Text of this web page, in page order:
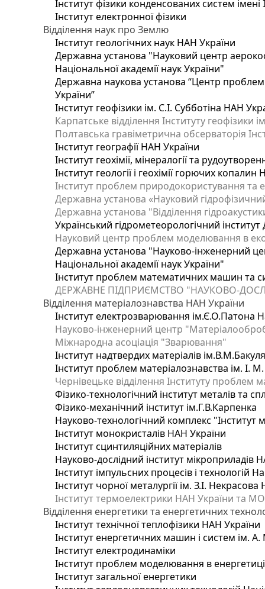
Інститут фізики конденсованих систем
Інститут електронної фізики
Відділення наук про Землю
Інститут геологічних наук НАН України
Державна установа "Науковий центр
Національної академії наук України"
Державна наукова установа “Центр проблем
України”
Інститут геофізики ім. С.І. Субботіна НАН
Карпатське відділення Інституту геофізики
Полтавська гравіметрична обсерваторія
Інститут географії НАН України
Інститут геохімії, мінералогії та
Інститут геології і геохімії горючих
Інститут проблем природокористування та
Державна установа «Науковий
Державна установа "Відділення
Український гідрометеорологічний
Науковий центр проблем моделювання в
Державна установа "Науково-інженерний
Національної академії наук України"
Інститут проблем математичних машин та
ДЕРЖАВНЕ ПІДПРИЄМСТВО "НАУКОВО-
Відділення матеріалознавства НАН України
Інститут електрозварювання ім.Є.О.Патона
Науково-інженерний центр
Міжнародна асоціація "Зварювання"
Інститут надтвердих матеріалів
Інститут проблем матеріалознавства ім. І.
Чернівецьке відділення Інституту проблем
Фізико-технологічний інститут металів та
Фізико-механічний інститут ім.Г.В.Карпенка
Науково-технологічний комплекс "Інститут
Інститут монокристалів НАН України
Інститут сцинтиляційних матеріалів
Науково-дослідний інститут мікроприладів
Інститут імпульсних процесів і технологій
Інститут чорної металургії ім. З.І.
Інститут термоелектрики НАН України та
Відділення енергетики та енергетичних
Інститут технічної теплофізики НАН України
Інститут енергетичних машин і систем ім.
Інститут електродинаміки
Інститут проблем моделювання в
Інститут загальної енергетики